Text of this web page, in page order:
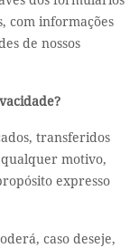
com informações
de nossos
transferidos
motivo,
expresso
caso deseje,